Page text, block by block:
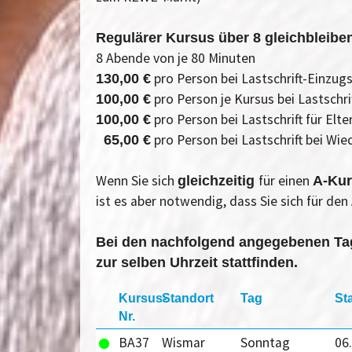
Regulärer Kursus über 8
8 Abende von je 80 Minuten
130,00 € pro Person bei Lastschrift-
100,00 € pro Person je Kursus bei
100,00 € pro Person bei Lastschrift für
65,00 € pro Person bei Lastschrift bei
Wenn Sie sich gleichzeitig für einen A-
ist es aber notwendig, dass Sie sich für
Bei den nachfolgend angegebenen
zur selben Uhrzeit stattfinden.
Kursus-
Nr.
Standort Tag
BA37 Wismar Sonntag